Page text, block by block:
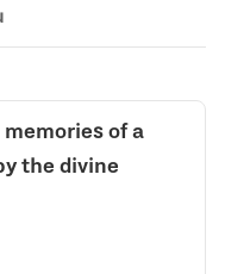
of a
the divine